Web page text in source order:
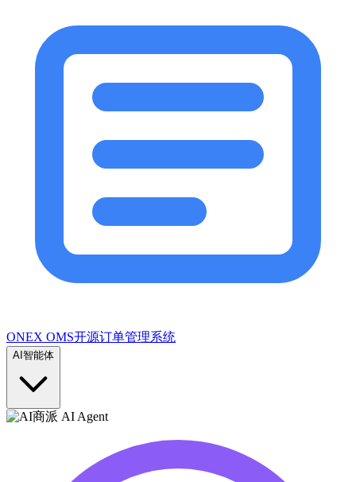
ONEX OMS开源订单管理系统
AI智能体
商派 AI Agent